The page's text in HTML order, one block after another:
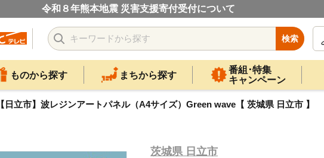
令和８年熊本地震 災害支援寄付受付について
検索
ものから探す まちから探す
番組･特集
キャンペーン
【日立市】波レジンアートパネル（A4サイズ）Green wave【 茨城県 日立市 】
茨城県 日立市